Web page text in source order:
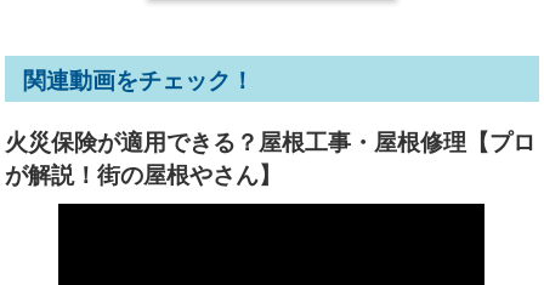
関連動画をチェック！
火災保険が適用できる？屋根工事・屋根修理【プロ
が解説！街の屋根やさん】